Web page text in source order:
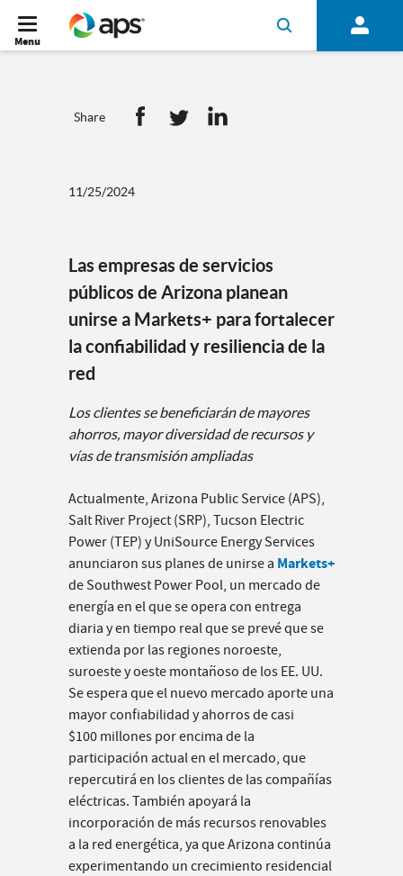
Menu
11/25/2024
Share
Las empresas de servicios
públicos de Arizona planean
unirse a Markets+ para fortalecer
la confiabilidad y resiliencia de la
red
Los clientes se beneficiarán de mayores
ahorros, mayor diversidad de recursos y
vías de transmisión ampliadas
Actualmente, Arizona Public Service (APS),
Salt River Project (SRP), Tucson Electric
Power (TEP) y UniSource Energy Services
anunciaron sus planes de unirse a Markets+
de Southwest Power Pool, un mercado de
energía en el que se opera con entrega
diaria y en tiempo real que se prevé que se
extienda por las regiones noroeste,
suroeste y oeste montañoso de los EE. UU.
Se espera que el nuevo mercado aporte una
mayor confiabilidad y ahorros de casi
$100 millones por encima de la
participación actual en el mercado, que
repercutirá en los clientes de las compañías
eléctricas. También apoyará la
incorporación de más recursos renovables
a la red energética, ya que Arizona continúa
experimentando un crecimiento residencial